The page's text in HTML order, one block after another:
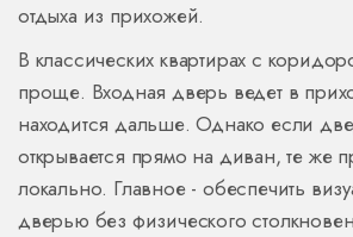
отдыха из прихожей.
В классических квартирах с
проще. Входная дверь ведет в
находится дальше. Однако если
открывается прямо на диван, те же
локально. Главное - обеспечить
дверью без физического